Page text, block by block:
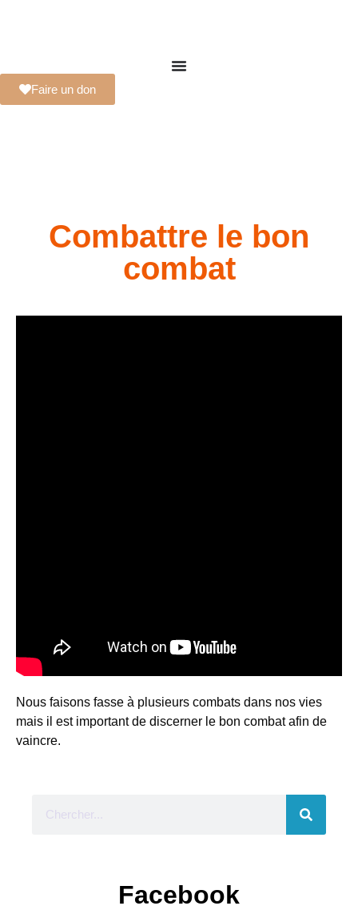
Faire un don
Combattre le bon
combat
Nous faisons fasse à plusieurs combats dans nos vies
mais il est important de discerner le bon combat afin de
vaincre.
Facebook